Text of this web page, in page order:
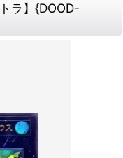
ラ】{DOOD-